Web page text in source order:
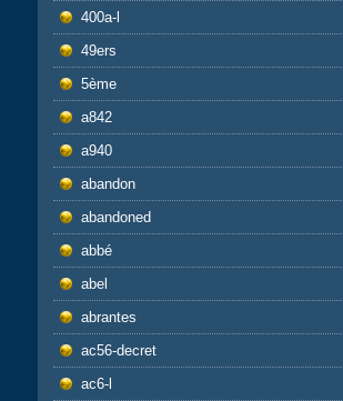
400a-l
49ers
5ème
a842
a940
abandon
abandoned
abbé
abel
abrantes
ac56-decret
ac6-l